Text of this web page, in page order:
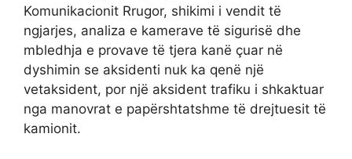
Komunikacionit Rrugor, shikimi i vendit të
ngjarjes, analiza e kamerave të sigurisë dhe
mbledhja e provave të tjera kanë çuar në
dyshimin se aksidenti nuk ka qenë një
vetaksident, por një aksident trafiku i shkaktuar
nga manovrat e papërshtatshme të drejtuesit të
kamionit.